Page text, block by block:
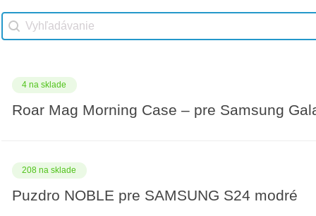
Vhodné príslušenstvo search
Search content
4 na sklade
Roar Mag Morning Case – pre Samsung
208 na sklade
Puzdro NOBLE pre SAMSUNG S24 modré